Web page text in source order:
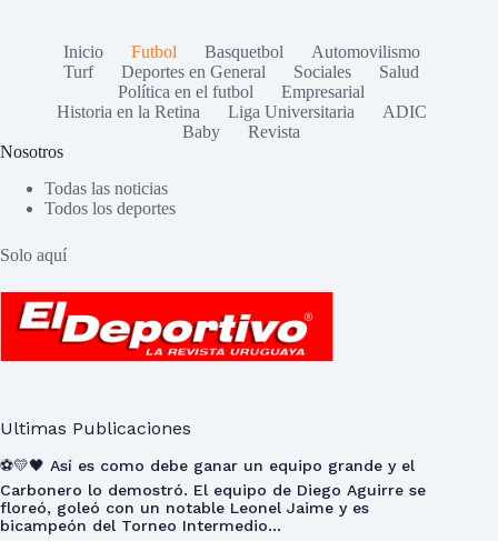
Inicio Futbol Basquetbol
Automovilismo
Turf
Deportes en General Sociales
Salud
Política en el futbol
Empresarial
Historia en la Retina
Liga Universitaria
ADIC
Baby
Revista
Nosotros
Todas las noticias
Todos los deportes
Solo aquí
Ultimas Publicaciones
⚽💛🖤 Así es como debe ganar un equipo grande y el
Carbonero lo demostró. El equipo de Diego Aguirre se
floreó, goleó con un notable Leonel Jaime y es
bicampeón del Torneo Intermedio…